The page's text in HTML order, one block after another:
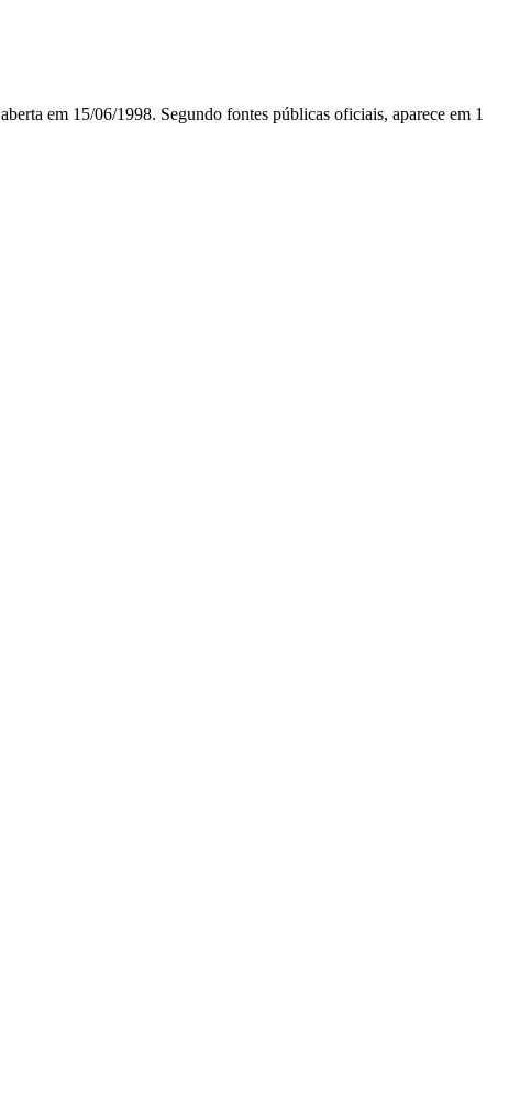
em 15/06/1998. Segundo fontes públicas oficiais, aparece em 1